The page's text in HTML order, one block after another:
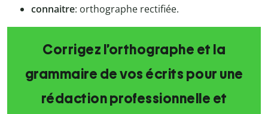
connaitre: orthographe rectifiée.
Corrigez l’orthographe et la
grammaire de vos écrits pour une
rédaction professionnelle et